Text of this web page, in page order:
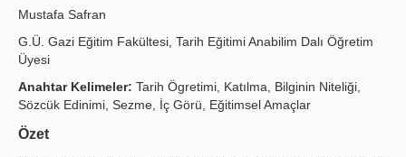
Writing Rules
Principles
Publication Policies
Mustafa Safran
G.Ü. Gazi Eğitim Fakültesi, Tarih Eğitimi Anabilim Dalı Öğretim
Üyesi
Anahtar Kelimeler: Tarih Ögretimi, Katılma, Bilginin Niteliği,
Sözcük Edinimi, Sezme, İç Görü, Eğitimsel Amaçlar
Özet